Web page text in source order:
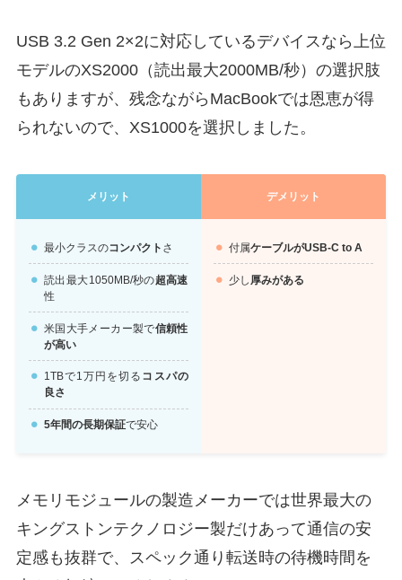
USB 3.2 Gen 2×2に対応しているデバイスなら上位
モデルのXS2000（読出最大2000MB/秒）の選択肢
もありますが、残念ながらMacBookでは恩恵が得
られないので、XS1000を選択しました。
メリット デメリット
最小クラスのコンパクト さ
読出最大1050MB/秒の超高速
性
米国大手メーカー製で信頼性
が高い
1TBで1万円を切る コスパの
良さ
5年間の長期保証で安心
付属ケーブルがUSB-C to A
少し 厚みがある
メモリモジュールの製造メーカーでは世界最大の
キングストンテクノロジー製だけあって通信の安
定感も抜群で、スペック通り転送時の待機時間を